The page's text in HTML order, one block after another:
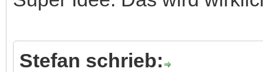
Stefan schrieb: